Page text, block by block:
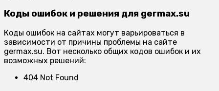
Коды ошибок и решения для germax.su
Коды ошибок на сайтах могут варьироваться в
зависимости от причины проблемы на сайте
germax.su. Вот несколько общих кодов ошибок и их
возможных решений:
404 Not Found